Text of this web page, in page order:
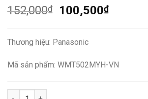
152,000₫
Giá
152,000₫.
100,500₫Giá
Thương hiệu: Panasonic
Mã sản phẩm: WMT502MYH-VN
Công tắc đơn 2 chiều Panasonic